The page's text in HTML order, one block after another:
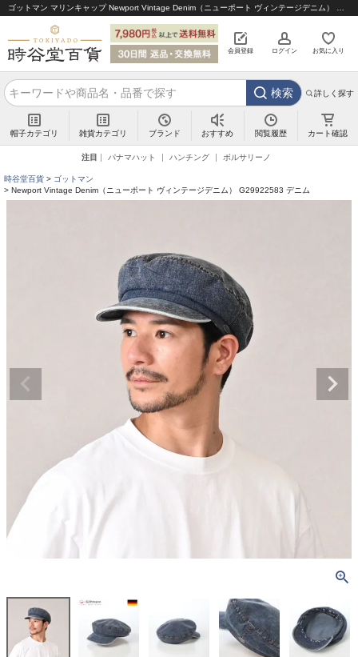
会員登録 ログイン お気に入り
検索 詳しく探す
帽子カテゴリ 雑貨カテゴリ ブランド おすすめ 閲覧履歴 カート確認
注目 パナマハット ハンチング ボルサリーノ
時谷堂百貨
ゴットマン
Newport Vintage Denim（ニューポート ヴィンテージデニム） G29922583 デニム